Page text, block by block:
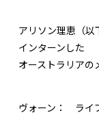
アリソン理恵（
インターンした
オーストラリアの
ヴォーン： ライ